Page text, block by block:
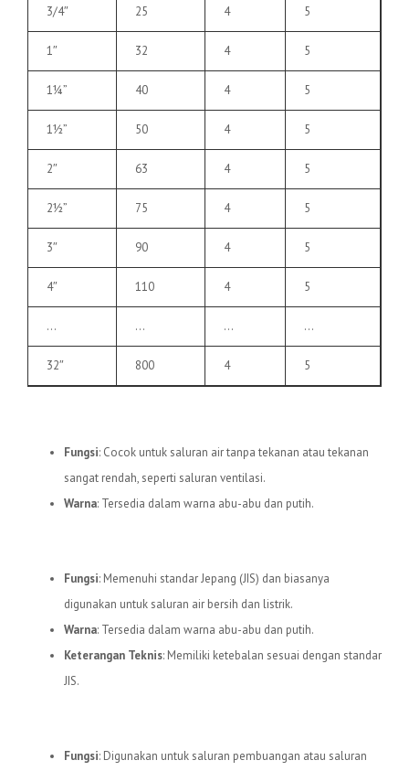
3/4″ 25 4 5
1″ 32 4 5
1¼” 40 4 5
1½” 50 4 5
2″ 63 4 5
2½” 75 4 5
3″ 90 4 5
4″ 110 4 5
… … … …
32″ 800 4 5
Fungsi: Cocok untuk saluran air tanpa tekanan atau tekanan
sangat rendah, seperti saluran ventilasi.
Warna: Tersedia dalam warna abu-abu dan putih.
Fungsi: Memenuhi standar Jepang (JIS) dan biasanya
digunakan untuk saluran air bersih dan listrik.
Warna: Tersedia dalam warna abu-abu dan putih.
Keterangan Teknis: Memiliki ketebalan sesuai dengan standar
JIS.
Fungsi: Digunakan untuk saluran pembuangan atau saluran